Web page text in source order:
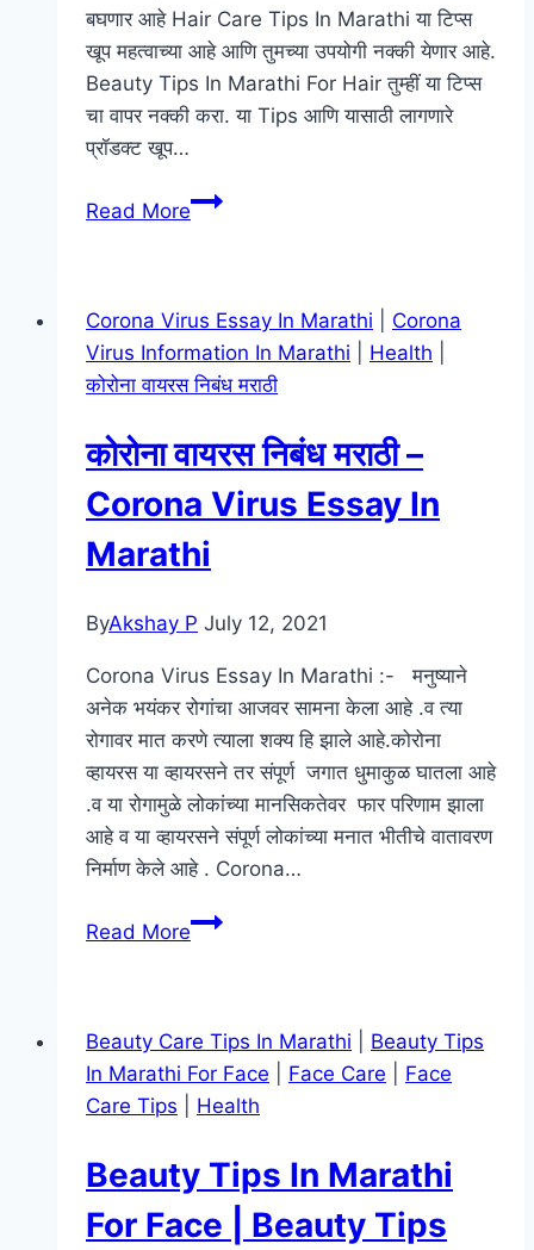
उपाय
|
केस
गळणे
बघणार आहे Hair Care Tips In Marathi या टिप्स
खूप महत्वाच्या आहे आणि तुमच्या उपयोगी नक्की येणार आहे.
Beauty Tips In Marathi For Hair तुम्हीं या टिप्स
चा वापर नक्की करा. या Tips आणि यासाठी लागणारे
प्रॉडक्ट खूप…
Read MoreBeauty
For
Hair
|
Care
Tips
In
Marathi
Corona Virus Essay In Marathi
Corona
Virus Information In Marathi
Health
कोरोना वायरस निबंध मराठी
कोरोना वायरस निबंध मराठी –
Corona Virus Essay In
Marathi
ByAkshay P July 12, 2021
Corona Virus Essay In Marathi :- मनुष्याने
अनेक भयंकर रोगांचा आजवर सामना केला आहे .व त्या
रोगावर मात करणे त्याला शक्य हि झाले आहे.कोरोना
व्हायरस या व्हायरसने तर संपूर्ण जगात धुमाकुळ घातला आहे
.व या रोगामुळे लोकांच्या मानसिकतेवर फार परिणाम झाला
आहे व या व्हायरसने संपूर्ण लोकांच्या मनात भीतीचे वातावरण
निर्माण केले आहे . Corona…
Read Moreकोरोना
–
Corona
Virus
In
Marathi
Beauty Care Tips In Marathi
Beauty Tips
In Marathi For Face
Face Care
Face
Care Tips
Health
Beauty Tips In Marathi
For Face | Beauty Tips